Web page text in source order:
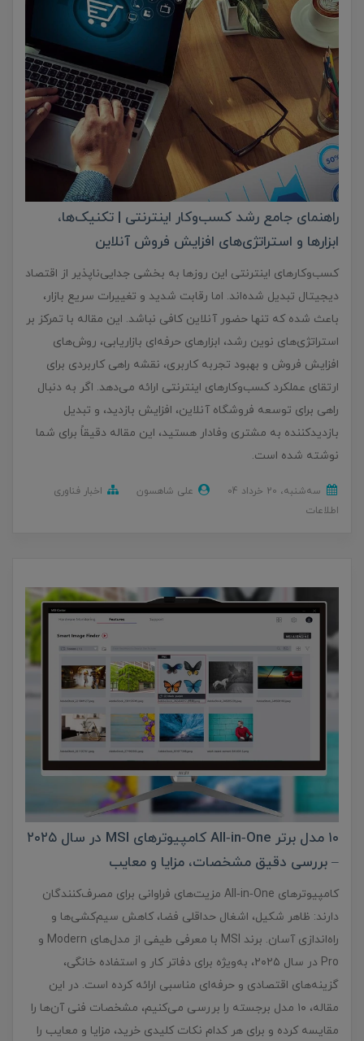
راهنمای جامع رشد کسب‌وکار اینترنتی | تکنیک‌ها،
ابزارها و استراتژی‌های افزایش فروش آنلاین
کسب‌وکارهای اینترنتی این روزها به بخشی جدایی‌ناپذیر از اقتصاد
دیجیتال تبدیل شده‌اند. اما رقابت شدید و تغییرات سریع بازار،
باعث شده که تنها حضور آنلاین کافی نباشد. این مقاله با تمرکز بر
استراتژی‌های نوین رشد، ابزارهای حرفه‌ای بازاریابی، روش‌های
افزایش فروش و بهبود تجربه کاربری، نقشه راهی کاربردی برای
ارتقای عملکرد کسب‌وکارهای اینترنتی ارائه می‌دهد. اگر به دنبال
راهی برای توسعه فروشگاه آنلاین، افزایش بازدید، و تبدیل
بازدیدکننده به مشتری وفادار هستید، این مقاله دقیقاً برای شما
نوشته شده است.
ﺳﻪشنبه، 20 خرداد 04 علی شاهسون
اخبار فناوری
اطلاعات
۱۰ مدل برتر All‑in‑One کامپیوترهای MSI در سال ۲۰۲۵
– بررسی دقیق مشخصات، مزایا و معایب
کامپیوترهای All‑in‑One مزیت‌های فراوانی برای مصرف‌کنندگان
دارند: ظاهر شکیل، اشغال حداقلی فضا، کاهش سیم‌کشی‌ها و
راه‌اندازی آسان. برند MSI با معرفی طیفی از مدل‌های Modern و
Pro در سال ۲۰۲۵، به‌ویژه برای دفاتر کار و استفاده خانگی،
گزینه‌های اقتصادی و حرفه‌ای مناسبی ارائه کرده است. در این
مقاله، ۱۰ مدل برجسته را بررسی می‌کنیم، مشخصات فنی آن‌ها را
مقایسه کرده و برای هر کدام نکات کلیدی خرید، مزایا و معایب را